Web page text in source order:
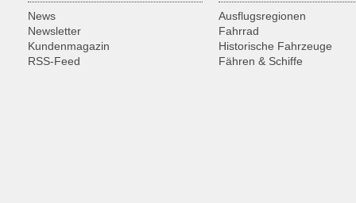
News
Newsletter
Kundenmagazin
RSS-Feed
Ausflugsregionen
Fahrrad
Historische Fahrzeuge
Fähren & Schiffe